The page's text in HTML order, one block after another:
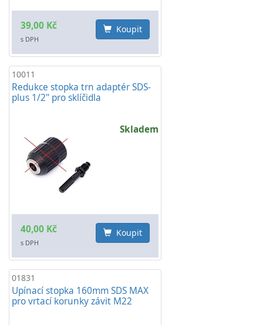
39,00 Kč
s DPH
Koupit
10011
Redukce stopka trn adaptér SDS-
plus 1/2" pro sklíčidla
Skladem
40,00 Kč
s DPH
Koupit
01831
Upínací stopka 160mm SDS MAX
pro vrtací korunky závit M22